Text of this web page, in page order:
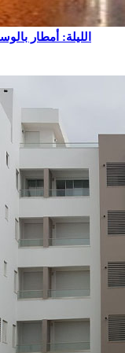
الليلة: أمطار بالوسط